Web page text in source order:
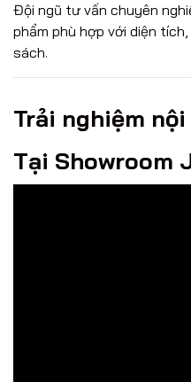
Đội ngũ tư vấn chuyên
phẩm phù hợp với diện
sách.
Trải nghiệm
Tại Showroom